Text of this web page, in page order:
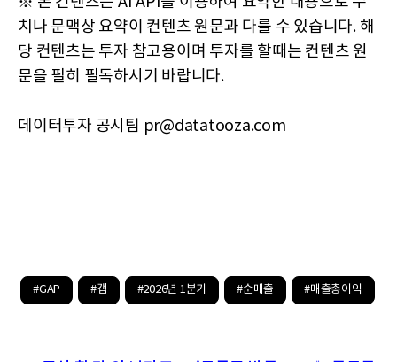
치나 문맥상 요약이 컨텐츠 원문과 다를 수 있습니다. 해
당 컨텐츠는 투자 참고용이며 투자를 할때는 컨텐츠 원
문을 필히 필독하시기 바랍니다.
데이터투자 공시팀 pr@datatooza.com
#GAP #갭 #2026년 1분기 #순매출 #매출총이익